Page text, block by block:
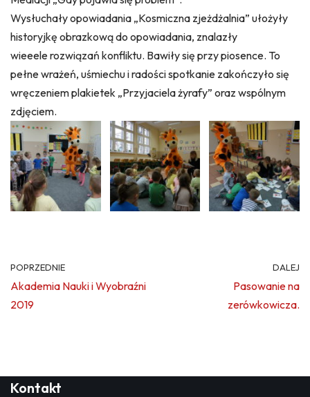
Wysłuchały opowiadania „Kosmiczna zjeżdżalnia” ułożyły
historyjkę obrazkową do opowiadania, znalazły
wieeele rozwiązań konfliktu. Bawiły się przy piosence. To
pełne wrażeń, uśmiechu i radości spotkanie zakończyło się
wręczeniem plakietek „Przyjaciela żyrafy” oraz wspólnym
zdjęciem.
POPRZEDNIE
Akademia Nauki i Wyobraźni
2019
DALEJ
Pasowanie na
zerówkowicza.
Kontakt